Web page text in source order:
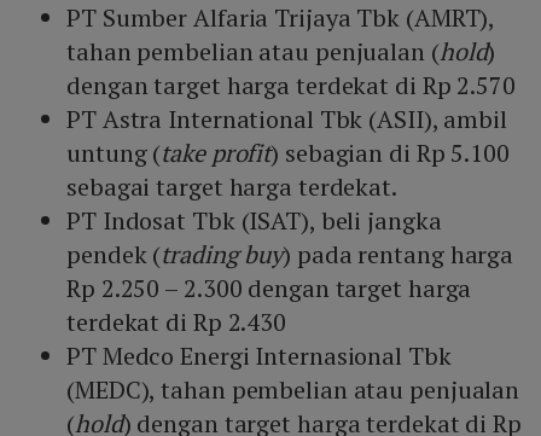
PT Sumber Alfaria Trijaya Tbk (AMRT),
tahan pembelian atau penjualan (hold)
dengan target harga terdekat di Rp 2.570
PT Astra International Tbk (ASII), ambil
untung (take profit) sebagian di Rp 5.100
sebagai target harga terdekat.
PT Indosat Tbk (ISAT), beli jangka
pendek (trading buy) pada rentang harga
Rp 2.250 – 2.300 dengan target harga
terdekat di Rp 2.430
PT Medco Energi Internasional Tbk
(MEDC), tahan pembelian atau penjualan
(hold) dengan target harga terdekat di Rp